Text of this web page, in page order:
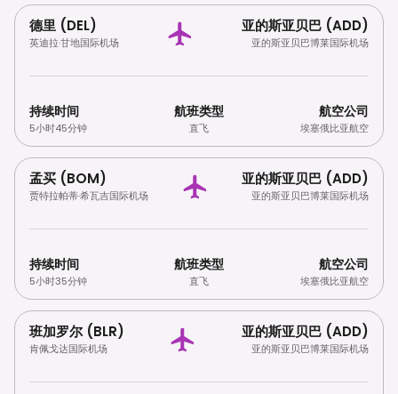
德里 (DEL)
英迪拉·甘地国际机场
亚的斯亚贝巴 (ADD)
亚的斯亚贝巴博莱国际机场
持续时间
5小时45分钟
航班类型
直飞
航空公司
埃塞俄比亚航空
孟买 (BOM)
贾特拉帕蒂·希瓦吉国际机场
亚的斯亚贝巴 (ADD)
亚的斯亚贝巴博莱国际机场
持续时间
5小时35分钟
航班类型
直飞
航空公司
埃塞俄比亚航空
班加罗尔 (BLR)
肯佩戈达国际机场
亚的斯亚贝巴 (ADD)
亚的斯亚贝巴博莱国际机场